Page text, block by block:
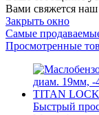
Вами свяжется наш
Закрыть окно
Самые
Просмотренные
Быстрый